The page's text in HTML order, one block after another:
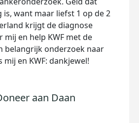
is, want maar liefst 1 op de 2
krijgt de diagnose
mij en help KWF met de
belangrijk onderzoek naar
mij en KWF: dankjewel!
aan Daan